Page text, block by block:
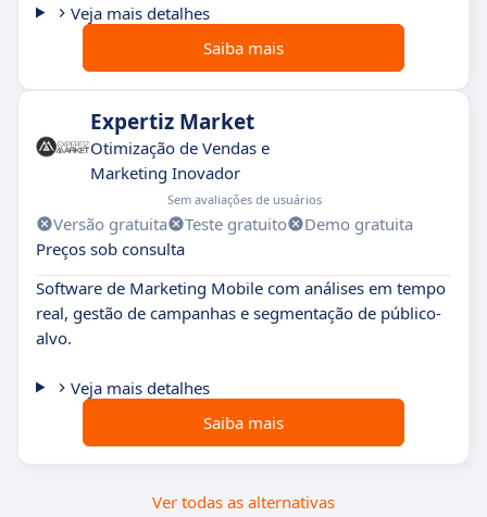
Veja mais detalhes
Saiba mais
Expertiz Market
Otimização de Vendas e
Marketing Inovador
Sem avaliações de usuários
Versão gratuita Teste gratuito
Demo gratuita
Preços sob consulta
Software de Marketing Mobile com análises em tempo
real, gestão de campanhas e segmentação de público-
alvo.
Veja mais detalhes
Saiba mais
Ver todas as alternativas